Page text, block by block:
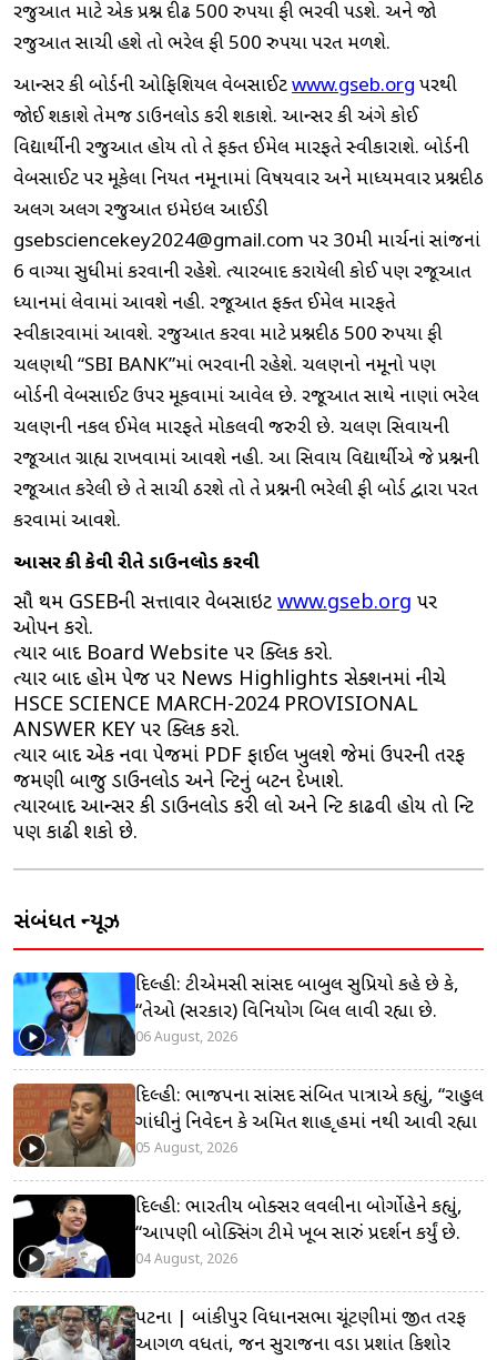
રજુઆત માટે એક પ્રશ્ન દીઢ 500 રુપયા ફી ભરવી પડશે. અને જો
રજુઆત સાચી હશે તો ભરેલ ફી 500 રુપયા પરત મળશે.
આન્સર કી બોર્ડની ઓફિશિયલ વેબસાઈટwww.gseb.org પરથી
જોઈ શકાશે તેમજ ડાઉનલોડ કરી શકાશે. આન્સર કી અંગે કોઈ
વિદ્યાર્થીની રજુઆત હોય તો તે ફક્ત ઈમેલ મારફતે સ્વીકારાશે. બોર્ડની
વેબસાઈટ પર મૂકેલા નિયત નમૂનામાં વિષયવાર અને માધ્યમવાર પ્રશ્નદીઠ
અલગ અલગ રજુઆત ઇમેઇલ આઈડી
gsebsciencekey2024@gmail.com પર 30મી માર્ચનાં સાંજનાં
6 વાગ્યા સુધીમાં કરવાની રહેશે. ત્યારબાદ કરાયેલી કોઈ પણ રજૂઆત
ધ્યાનમાં લેવામાં આવશે નહી. રજૂઆત ફક્ત ઈમેલ મારફતે
સ્વીકારવામાં આવશે. રજુઆત કરવા માટે પ્રશ્નદીઠ 500 રુપયા ફી
ચલણથી “SBI BANK”માં ભરવાની રહેશે. ચલણનો નમૂનો પણ
બોર્ડની વેબસાઈટ ઉપર મૂકવામાં આવેલ છે. રજૂઆત સાથે નાણાં ભરેલ
ચલણની નકલ ઈમેલ મારફતે મોકલવી જરુરી છે. ચલણ સિવાયની
રજૂઆત ગ્રાહ્ય રાખવામાં આવશે નહી. આ સિવાય વિદ્યાર્થીએ જે પ્રશ્નની
રજૂઆત કરેલી છે તે સાચી ઠરશે તો તે પ્રશ્નની ભરેલી ફી બોર્ડ દ્વારા પરત
કરવામાં આવશે.
આન્સર કી કેવી રીતે ડાઉનલોડ કરવી
સૌ પ્રથમ GSEBની સત્તાવાર વેબસાઇટ www.gseb.org પર
ઓપન કરો.
ત્યાર બાદ Board Website પર ક્લિક કરો.
ત્યાર બાદ હોમ પેજ પર News Highlights સેક્શનમાં નીચે
HSCE SCIENCE MARCH-2024 PROVISIONAL
ANSWER KEY પર ક્લિક કરો.
ત્યાર બાદ એક નવા પેજમાં PDF ફાઈલ ખુલશે જેમાં ઉપરની તરફ
જમણી બાજુ ડાઉનલોડ અને પ્રિન્ટનું બટન દેખાશે.
ત્યારબાદ આન્સર કી ડાઉનલોડ કરી લો અને પ્રિન્ટ કાઢવી હોય તો પ્રિન્ટ
પણ કાઢી શકો છે.
સંબંધિત ન્યૂઝ
દિલ્હી: ટીએમસી સાંસદ બાબુલ સુપ્રિયો કહે છે કે,
“તેઓ (સરકાર) વિનિયોગ બિલ લાવી રહ્યા છે.
06 August, 2026
દિલ્હી: ભાજપના સાંસદ સંબિત પાત્રાએ કહ્યું, “રાહુલ
ગાંધીનું નિવેદન કે અમિત શાહ ગૃહમાં નથી આવી રહ્યા
05 August, 2026
દિલ્હી: ભારતીય બોક્સર લવલીના બોર્ગોહેને કહ્યું,
“આપણી બોક્સિંગ ટીમે ખૂબ સારું પ્રદર્શન કર્યું છે.
04 August, 2026
પટના | બાંકીપુર વિધાનસભા ચૂંટણીમાં જીત તરફ
આગળ વધતાં, જન સુરાજના વડા પ્રશાંત કિશોર